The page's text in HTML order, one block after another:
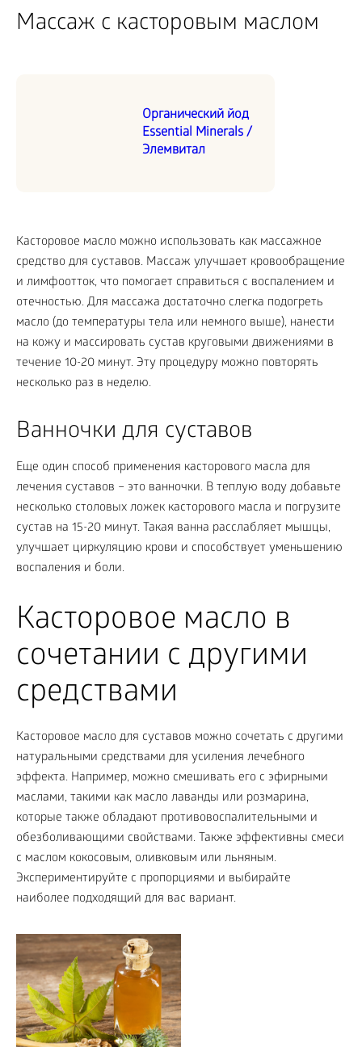
Массаж с касторовым маслом
Органический йод
Essential Minerals /
Элемвитал
Касторовое масло можно использовать как массажное
средство для суставов. Массаж улучшает кровообращение
и лимфоотток, что помогает справиться с воспалением и
отечностью. Для массажа достаточно слегка подогреть
масло (до температуры тела или немного выше), нанести
на кожу и массировать сустав круговыми движениями в
течение 10-20 минут. Эту процедуру можно повторять
несколько раз в неделю.
Ванночки для суставов
Еще один способ применения касторового масла для
лечения суставов – это ванночки. В теплую воду добавьте
несколько столовых ложек касторового масла и погрузите
сустав на 15-20 минут. Такая ванна расслабляет мышцы,
улучшает циркуляцию крови и способствует уменьшению
воспаления и боли.
Касторовое масло в
сочетании с другими
средствами
Касторовое масло для суставов можно сочетать с другими
натуральными средствами для усиления лечебного
эффекта. Например, можно смешивать его с эфирными
маслами, такими как масло лаванды или розмарина,
которые также обладают противовоспалительными и
обезболивающими свойствами. Также эффективны смеси
с маслом кокосовым, оливковым или льняным.
Экспериментируйте с пропорциями и выбирайте
наиболее подходящий для вас вариант.